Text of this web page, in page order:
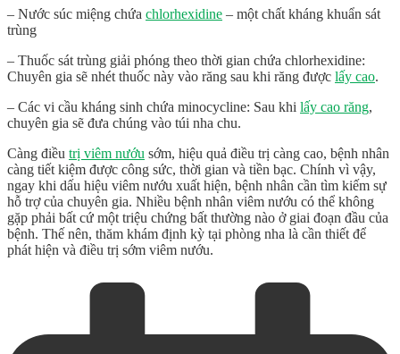
– Nước súc miệng chứa chlorhexidine – một chất kháng khuẩn sát
trùng
– Thuốc sát trùng giải phóng theo thời gian chứa chlorhexidine:
Chuyên gia sẽ nhét thuốc này vào răng sau khi răng được lấy cao.
– Các vi cầu kháng sinh chứa minocycline: Sau khi lấy cao răng,
chuyên gia sẽ đưa chúng vào túi nha chu.
Càng điều trị viêm nướu sớm, hiệu quả điều trị càng cao, bệnh nhân
càng tiết kiệm được công sức, thời gian và tiền bạc. Chính vì vậy,
ngay khi dấu hiệu viêm nướu xuất hiện, bệnh nhân cần tìm kiếm sự
hỗ trợ của chuyên gia. Nhiều bệnh nhân viêm nướu có thể không
gặp phải bất cứ một triệu chứng bất thường nào ở giai đoạn đầu của
bệnh. Thế nên, thăm khám định kỳ tại phòng nha là cần thiết để
phát hiện và điều trị sớm viêm nướu.